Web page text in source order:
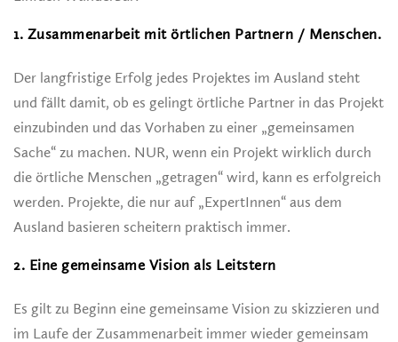
1. Zusammenarbeit mit örtlichen Partnern / Menschen.
Der langfristige Erfolg jedes Projektes im Ausland steht
und fällt damit, ob es gelingt örtliche Partner in das Projekt
einzubinden und das Vorhaben zu einer „gemeinsamen
Sache“ zu machen. NUR, wenn ein Projekt wirklich durch
die örtliche Menschen „getragen“ wird, kann es erfolgreich
werden. Projekte, die nur auf „ExpertInnen“ aus dem
Ausland basieren scheitern praktisch immer.
2. Eine gemeinsame Vision als Leitstern
Es gilt zu Beginn eine gemeinsame Vision zu skizzieren und
im Laufe der Zusammenarbeit immer wieder gemeinsam